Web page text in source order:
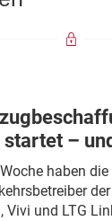
–
haben
Vivi und LTG